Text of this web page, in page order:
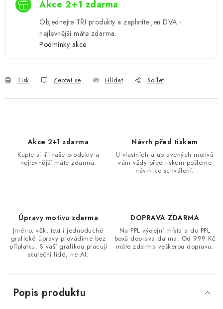
Akce 2+1 zdarma
Objednejte TŘI produkty a zaplatíte jen DVA -
nejlevnější máte zdarma.
Podmínky akce
Tisk Zeptat se Hlídat Sdílet
Akce 2+1 zdarma
Kupte si tři naše produkty a
nejlevnější máte zdarma.
Návrh před tiskem
U vlastních a upravených motivů
vám vždy před tiskem pošleme
návrh ke schválení.
Úpravy motivu zdarma
Jméno, věk, text i jednoduché
grafické úpravy provádíme bez
příplatku. S vaší grafikou pracují
skuteční lidé, ne AI.
DOPRAVA ZDARMA
Na PPL výdejní místa a do PPL
boxů doprava darma. Od 999 Kč
máte zdarma veškerou dopravu.
Popis produktu